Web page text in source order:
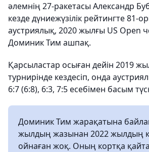
әлемнің 27-ракетасы Александр
кезде дүниежүзілік рейтингте 81-
аустриялық, 2020 жылғы US Open
Доминик Тим ашпақ.
Қарсыластар осыған дейін 2019
турнирінде кездесіп, онда
6:7 (6:8), 6:3, 7:5 есебімен басым
Доминик Тим жарақатына
жылдың жазынан 2022 жылдың
ойнаған жоқ. Оның кортқа